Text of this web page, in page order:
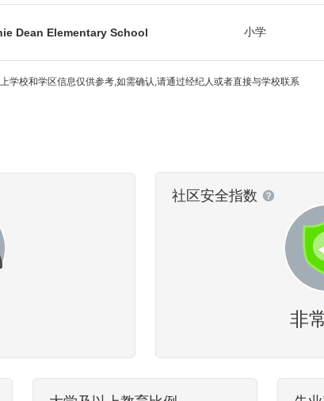
温热带湿润气候，四季分明，冬冷夏热，代表美国大西洋岸地区
高，常见雷雨天气，春秋季节相对干燥，冬季冷凉，微潮，每年
Dean Elementary School 小学
学校和学区信息仅供参考,如需确认,请通过经纪人或者直接与学校联系
社区安全指数
非